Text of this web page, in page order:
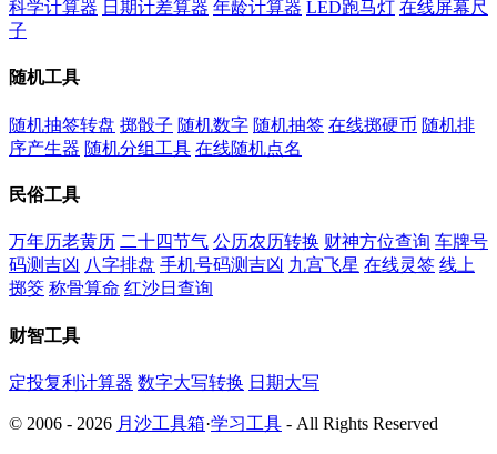
科学计算器 日期计差算器 年龄计算器 LED跑马灯 在线屏幕尺
子
随机工具
随机抽签转盘 掷骰子 随机数字 随机抽签 在线掷硬币 随机排
序产生器 随机分组工具 在线随机点名
民俗工具
万年历老黄历 二十四节气 公历农历转换 财神方位查询 车牌号
码测吉凶 八字排盘 手机号码测吉凶 九宫飞星 在线灵签 线上
掷筊 称骨算命 红沙日查询
财智工具
定投复利计算器 数字大写转换 日期大写
© 2006 - 2026 月沙工具箱·学习工具 - All Rights Reserved